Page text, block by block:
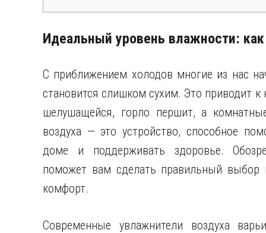
Идеальный уровень влажности:
С приближением холодов многие из нас
становится слишком сухим. Это приводит
шелушащейся, горло першит, а
воздуха — это устройство, способное
доме и поддерживать здоровье.
поможет вам сделать правильный
комфорт.
Современные увлажнители воздуха